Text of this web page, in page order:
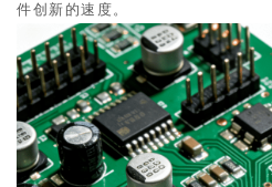
件创新的速度。